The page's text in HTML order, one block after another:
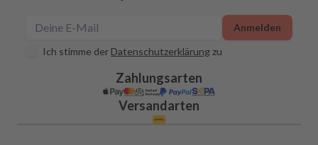
Ich stimme der Datenschutzerklärung zu
Anmelden
Zahlungsarten
Versandarten